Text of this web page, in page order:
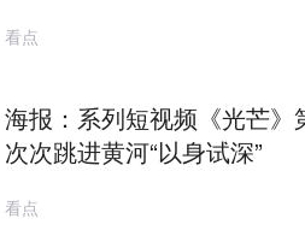
看点
海报：系列短视频《光芒》
次次跳进黄河“以身试深”
看点